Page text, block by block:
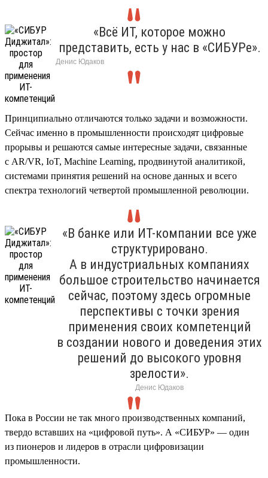
«Всё ИТ, которое можно
представить, есть у нас в «СИБУРе».
Денис
Принципиально отличаются только задачи и возможности.
Сейчас именно в промышленности происходят цифровые
прорывы и решаются самые интересные задачи, связанные
с AR/VR, IoT, Machine Learning, продвинутой аналитикой,
системами принятия решений на основе данных и всего
спектра технологий четвертой промышленной революции.
«В банке или ИТ-компании все уже
структурировано.
А в индустриальных компаниях
большое строительство начинается
сейчас, поэтому здесь огромные
перспективы с точки зрения
применения своих компетенций
в создании нового и доведения этих
решений до высокого уровня
зрелости».
Денис Юдаков
Пока в России не так много производственных компаний,
твердо вставших на «цифровой путь». А «СИБУР» — один
из пионеров и лидеров в отрасли цифровизации
промышленности.